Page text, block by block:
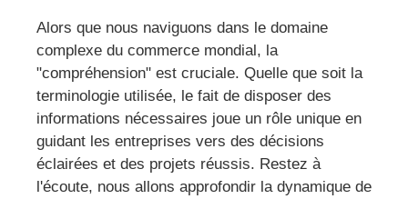
Alors que nous naviguons dans le domaine
complexe du commerce mondial, la
"compréhension" est cruciale. Quelle que soit la
terminologie utilisée, le fait de disposer des
informations nécessaires joue un rôle unique en
guidant les entreprises vers des décisions
éclairées et des projets réussis. Restez à
l'écoute, nous allons approfondir la dynamique de